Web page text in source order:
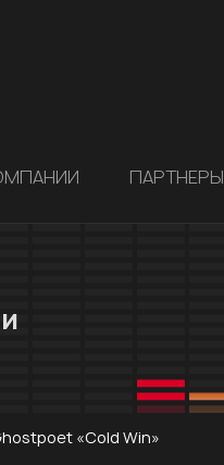
ПАРТНЕРЫ
«Cold Win»